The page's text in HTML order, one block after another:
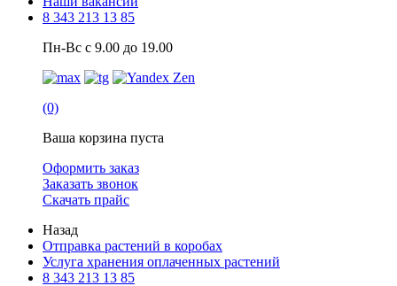
8 343 213 13 85
Пн-Вс с 9.00 до 19.00
(0)
Ваша корзина пуста
Оформить заказ
Заказать звонок
Скачать прайс
Назад
Отправка растений в коробах
Услуга хранения оплаченных растений
8 343 213 13 85